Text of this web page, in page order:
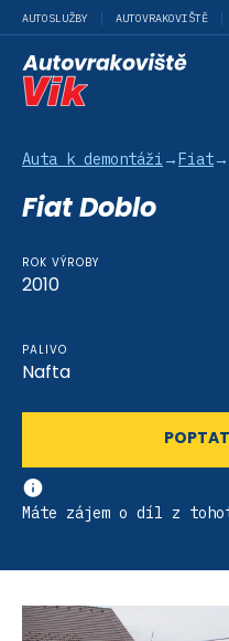
AUTOSLUŽBY AUTOVRAKOVIŠTĚ
Auta k demontáži →Fiat→
Fiat Doblo
ROK VÝROBY
2010
PALIVO
Nafta
Máte zájem o díl z